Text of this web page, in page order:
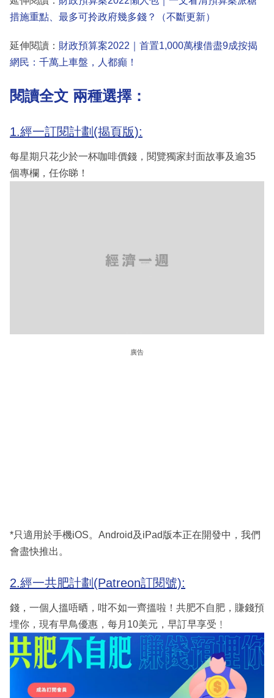
措施重點、最多可拎政府幾多錢？（不斷更新）
延伸閱讀： 財政預算案2022｜首置1,000萬樓借盡9成按揭
網民：千萬上車盤，人都癲！
閱讀全文 兩種選擇：
1.經一訂閱計劃(揭頁版):
每星期只花少於一杯咖啡價錢，閱覽獨家封面故事及逾35
個專欄，任你睇！
廣告
*只適用於手機iOS。Android及iPad版本正在開發中，我們
會盡快推出。
2.經一共肥計劃(Patreon訂閱號):
錢，一個人搵唔晒，咁不如一齊搵啦！共肥不自肥，賺錢預
埋你，現有早鳥優惠，每月10美元，早訂早享受﹗